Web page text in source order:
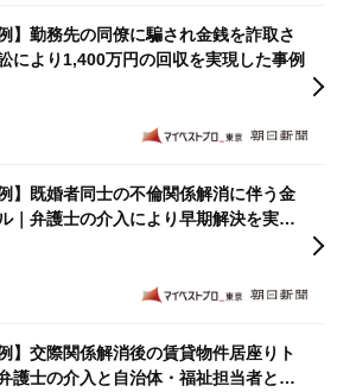
】勤務先の同僚に騙され金銭を詐取さ
により1,400万円の回収を実現した事例
】既婚者同士の不倫関係解消に伴う金
｜弁護士の介入により早期解決を実現
】交際関係解消後の賃貸物件居座りト
護士の介入と自治体・福祉担当者との